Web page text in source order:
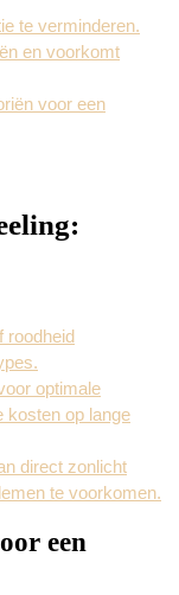
te verminderen.
en voorkomt
voor een
roodheid
optimale
kosten op lange
direct zonlicht
te voorkomen.
een